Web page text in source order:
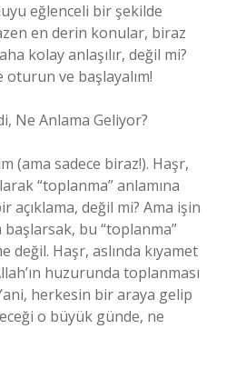
eğlenceli bir şekilde
en derin konular, biraz
kolay anlaşılır, değil mi?
oturun ve başlayalım!
Ne Anlama Geliyor?
(ama sadece biraz!). Haşr,
“toplanma” anlamına
açıklama, değil mi? Ama işin
bu “toplanma”
değil. Haşr, aslında kıyamet
huzurunda toplanması
herkesin bir araya gelip
o büyük günde, ne